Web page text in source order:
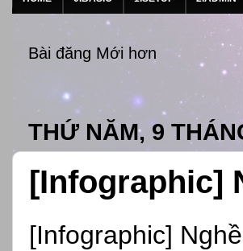
Bài đăng Mới hơn
THỨ NĂM, 9
[Infographic]
[Infographic]